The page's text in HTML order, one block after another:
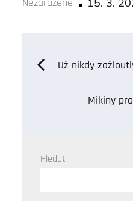
Navigace
Už nikdy
Mikiny
Hledat